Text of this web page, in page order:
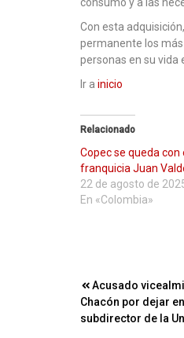
Con esta
permanente los
personas en su vida
Ir a inicio
Relacionado
Copec se queda con
franquicia Juan
22 de agosto de
En «Colombia»
de
Acusado
Chacón por dejar
subdirector de la